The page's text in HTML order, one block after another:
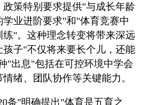
政策特别要求提供"与成长年龄
学业进阶要求"和"体育竞赛中
练"。这种理念转变将带来深远
孩子"不仅将来要长个儿，还能
"出息"包括在可控环境中学会
绪、团队协作等关键能力。
条"明确提出"体育是五育之